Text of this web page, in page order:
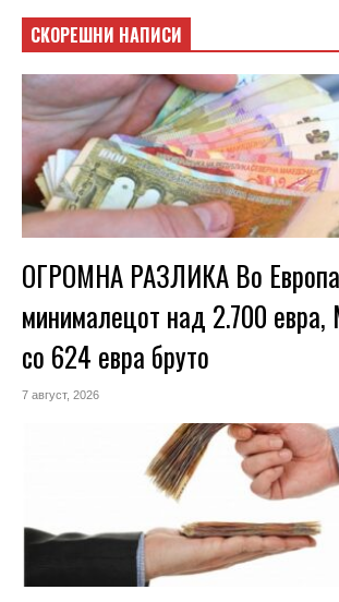
СКОРЕШНИ НАПИСИ
ОГРОМНА РАЗЛИКА Во Европа
минималецот над 2.700 евра,
со 624 евра бруто
7 август, 2026